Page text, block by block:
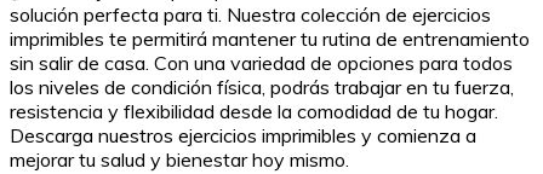
solución perfecta para ti. Nuestra colección de ejercicios
imprimibles te permitirá mantener tu rutina de entrenamiento
sin salir de casa. Con una variedad de opciones para todos
los niveles de condición física, podrás trabajar en tu fuerza,
resistencia y flexibilidad desde la comodidad de tu hogar.
Descarga nuestros ejercicios imprimibles y comienza a
mejorar tu salud y bienestar hoy mismo.